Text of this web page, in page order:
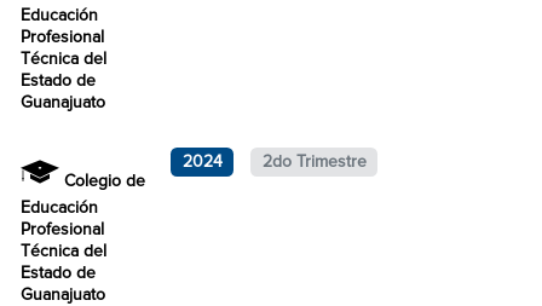
Educación
Profesional
Técnica del
Estado de
Guanajuato
Colegio de
Educación
Profesional
Técnica del
Estado de
Guanajuato
2024 2do Trimestre